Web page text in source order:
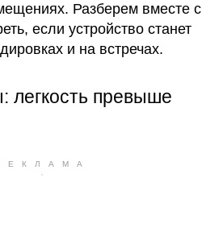
Разберем вместе с
если устройство станет
и на встречах.
легкость превыше